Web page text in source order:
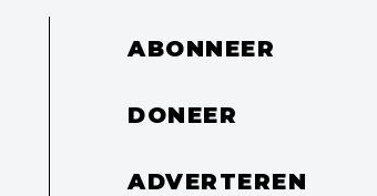
ABONNEER
DONEER
ADVERTEREN